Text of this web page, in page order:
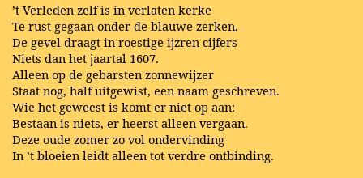
’t Verleden zelf is in verlaten kerke
Te rust gegaan onder de blauwe zerken.
De gevel draagt in roestige ijzren cijfers
Niets dan het jaartal 1607.
Alleen op de gebarsten zonnewijzer
Staat nog, half uitgewist, een naam geschreven.
Wie het geweest is komt er niet op aan:
Bestaan is niets, er heerst alleen vergaan.
Deze oude zomer zo vol ondervinding
In ’t bloeien leidt alleen tot verdre ontbinding.